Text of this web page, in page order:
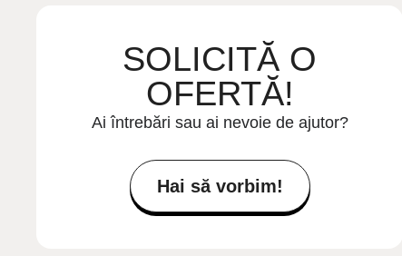
SOLICITĂ O
OFERTĂ!
Ai întrebări sau ai nevoie de ajutor?
Hai să vorbim!